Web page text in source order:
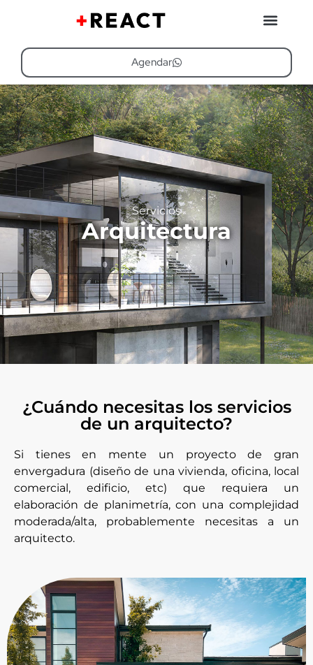
Agendar
Servicios
Arquitectura
¿Cuándo necesitas los servicios
de un arquitecto?
Si tienes en mente un proyecto de gran
envergadura (diseño de una vivienda, oficina, local
comercial, edificio, etc) que requiera un
elaboración de planimetría, con una complejidad
moderada/alta, probablemente necesitas a un
arquitecto.